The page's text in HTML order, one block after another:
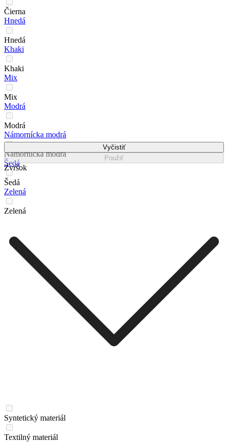
Čierna
Hnedá
Hnedá
Khaki
Khaki
Mix
Mix
Modrá
Modrá
Námornícka modrá
Námornícka modrá
Šedá
Šedá
Zelená
Zelená
Vyčistiť
Použiť
Zvršok
Syntetický materiál
Textilný materiál